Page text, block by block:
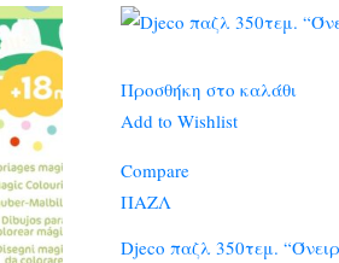
Προσθήκη στο καλάθι
Add to Wishlist
Compare
ΠΑΖΛ
Djeco παζλ 350τεμ.